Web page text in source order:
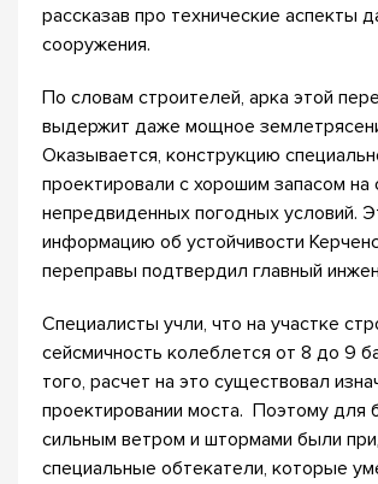
рассказав про технические аспекты
сооружения.
По словам строителей, арка этой
выдержит даже мощное
Оказывается, конструкцию
проектировали с хорошим запасом на
непредвиденных погодных условий.
информацию об устойчивости
переправы подтвердил главный
Специалисты учли, что на участке
сейсмичность колеблется от 8 до 9
того, расчет на это существовал
проектировании моста. Поэтому для
сильным ветром и штормами были
специальные обтекатели, которые